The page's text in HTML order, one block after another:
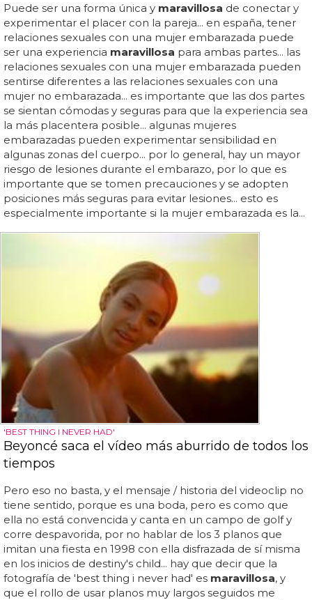
Puede ser una forma única y maravillosa de conectar y
experimentar el placer con la pareja... en españa, tener
relaciones sexuales con una mujer embarazada puede
ser una experiencia maravillosa para ambas partes... las
relaciones sexuales con una mujer embarazada pueden
sentirse diferentes a las relaciones sexuales con una
mujer no embarazada... es importante que las dos partes
se sientan cómodas y seguras para que la experiencia sea
la más placentera posible... algunas mujeres
embarazadas pueden experimentar sensibilidad en
algunas zonas del cuerpo... por lo general, hay un mayor
riesgo de lesiones durante el embarazo, por lo que es
importante que se tomen precauciones y se adopten
posiciones más seguras para evitar lesiones... esto es
especialmente importante si la mujer embarazada es la...
'BEST THING I NEVER HAD'
Beyoncé saca el vídeo más aburrido de todos los
tiempos
Pero eso no basta, y el mensaje / historia del videoclip no
tiene sentido, porque es una boda, pero es como que
ella no está convencida y canta en un campo de golf y
corre despavorida, por no hablar de los 3 planos que
imitan una fiesta en 1998 con ella disfrazada de sí misma
en los inicios de destiny's child... hay que decir que la
fotografía de 'best thing i never had' es maravillosa, y
que el rollo de usar planos muy largos seguidos me